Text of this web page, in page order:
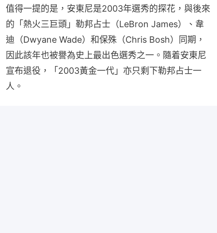
值得一提的是，安東尼是2003年選秀的探花，與後來
的「熱火三巨頭」勒邦占士（LeBron James）、韋
迪（Dwyane Wade）和保殊（Chris Bosh）同期，
因此該年也被譽為史上最出色選秀之一。隨着安東尼
宣布退役，「2003黃金一代」亦只剩下勒邦占士一
人。